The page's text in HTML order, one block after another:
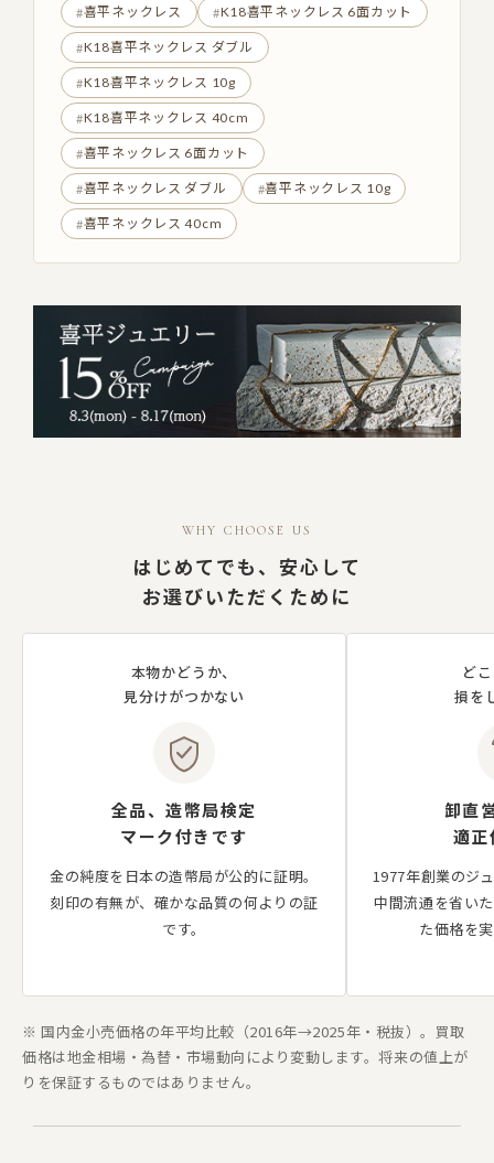
喜平ネックレス K18喜平ネックレス 6面カット
K18喜平ネックレス ダブル
K18喜平ネックレス 10g
K18喜平ネックレス 40cm
喜平ネックレス 6面カット
喜平ネックレス ダブル 喜平ネックレス 10g
喜平ネックレス 40cm
WHY CHOOSE US
はじめてでも、安心して
お選びいただくために
本物かどうか、
見分けがつかない
全品、造幣局検定
マーク付きです
金の純度を日本の造幣局が公的に証明。
刻印の有無が、確かな品質の何よりの証
です。
ど
損を
卸直
適
1977年創業のジ
中間流通を省い
た価格を
※ 国内金小売価格の年平均比較（2016年→2025年・税抜）。買取
価格は地金相場・為替・市場動向により変動します。将来の値上が
りを保証するものではありません。